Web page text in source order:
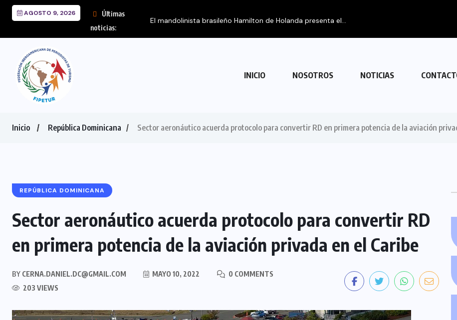
AGOSTO 9, 2026
Últimas
noticias:
El mandolinista brasileño Hamilton de Holanda presenta el...
INICIO NOSOTROS NOTICIAS
Inicio República Dominicana Sector aeronáutico acuerda protocolo para convertir RD en primera potencia de la aviación
REPÚBLICA DOMINICANA
Sector aeronáutico acuerda protocolo para convertir RD
en primera potencia de la aviación privada en el Caribe
BY CERNA.DANIEL.DC@GMAIL.COM MAYO 10, 2022
0 COMMENTS
203 VIEWS